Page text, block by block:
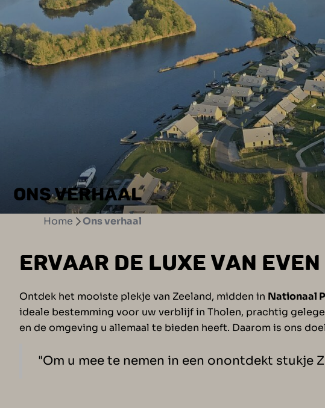
ONS VERHAAL
Home Ons verhaal
ERVAAR DE LUXE VAN
Ontdek het mooiste plekje van Zeeland, midden in Nationaal
ideale bestemming voor uw verblijf in Tholen, prachtig
en de omgeving u allemaal te bieden heeft. Daarom is ons
"Om u mee te nemen in een onontdekt stukje